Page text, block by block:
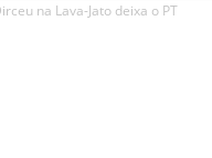
na Lava-Jato deixa o PT